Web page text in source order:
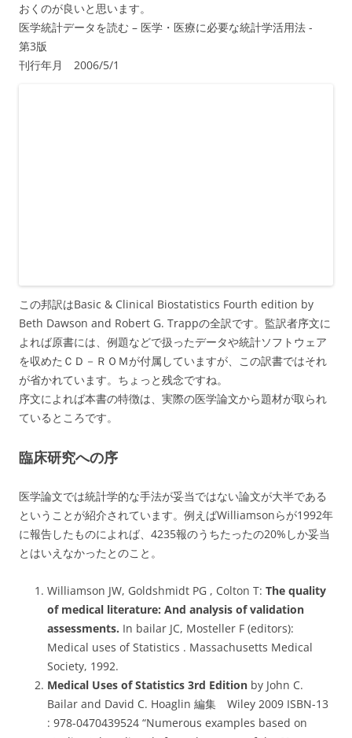
おくのが良いと思います。
医学統計データを読む – 医学・医療に必要な統計学活用法 -
第3版
刊行年月 2006/5/1
この邦訳はBasic & Clinical Biostatistics Fourth edition by
Beth Dawson and Robert G. Trappの全訳です。監訳者序文に
よれば原書には、例題などで扱ったデータや統計ソフトウェア
を収めたＣＤ－ＲＯＭが付属していますが、この訳書ではそれ
が省かれています。ちょっと残念ですね。
序文によれば本書の特徴は、実際の医学論文から題材が取られ
ているところです。
臨床研究への序
医学論文では統計学的な手法が妥当ではない論文が大半である
ということが紹介されています。例えばWilliamsonらが1992年
に報告したものによれば、4235報のうちたったの20%しか妥当
とはいえなかったとのこと。
Williamson JW, Goldshmidt PG , Colton T: The quality
of medical literature: And analysis of validation
assessments. In bailar JC, Mosteller F (editors):
Medical uses of Statistics . Massachusetts Medical
Society, 1992.
Medical Uses of Statistics 3rd Edition by John C.
Bailar and David C. Hoaglin 編集 Wiley 2009 ISBN-13
: 978-0470439524 “Numerous examples based on